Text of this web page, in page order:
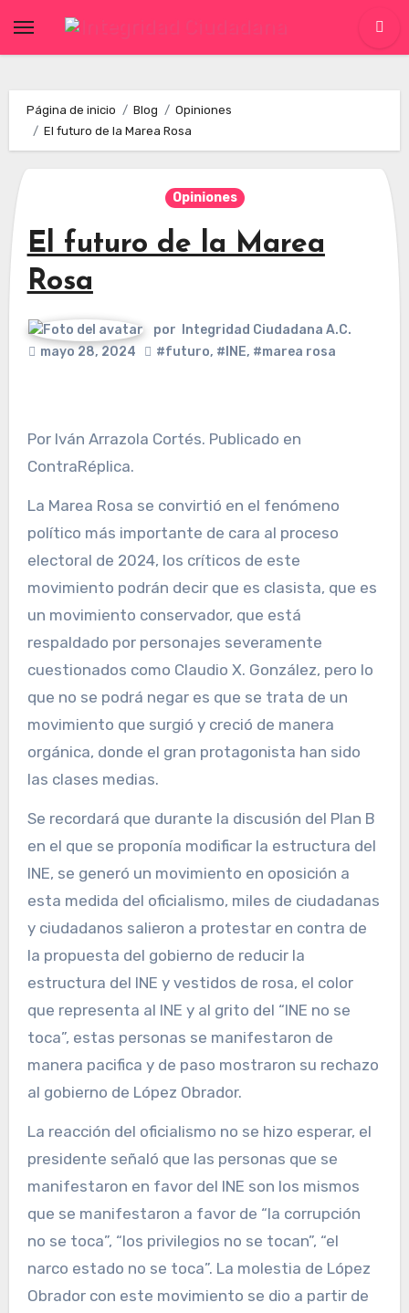
Página de inicio Blog
Opiniones
El futuro de la Marea Rosa
Opiniones
El futuro de la Marea
Rosa
por
Integridad Ciudadana A.C.
mayo 28, 2024
#futuro, #INE, #marea rosa
Por Iván Arrazola Cortés. Publicado en
ContraRéplica.
La Marea Rosa se convirtió en el fenómeno
político más importante de cara al proceso
electoral de 2024, los críticos de este
movimiento podrán decir que es clasista, que es
un movimiento conservador, que está
respaldado por personajes severamente
cuestionados como Claudio X. González, pero lo
que no se podrá negar es que se trata de un
movimiento que surgió y creció de manera
orgánica, donde el gran protagonista han sido
las clases medias.
Se recordará que durante la discusión del Plan B
en el que se proponía modificar la estructura del
INE, se generó un movimiento en oposición a
esta medida del oficialismo, miles de ciudadanas
y ciudadanos salieron a protestar en contra de
la propuesta del gobierno de reducir la
estructura del INE y vestidos de rosa, el color
que representa al INE y al grito del “INE no se
toca”, estas personas se manifestaron de
manera pacifica y de paso mostraron su rechazo
al gobierno de López Obrador.
La reacción del oficialismo no se hizo esperar, el
presidente señaló que las personas que se
manifestaron en favor del INE son los mismos
que se manifestaron a favor de “la corrupción
no se toca”, “los privilegios no se tocan”, “el
narco estado no se toca”. La molestia de López
Obrador con este movimiento se dio a partir de